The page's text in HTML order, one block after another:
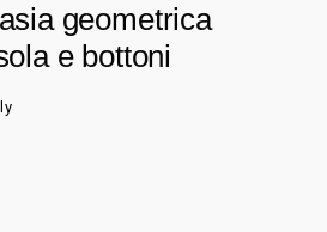
geometrica
e bottoni